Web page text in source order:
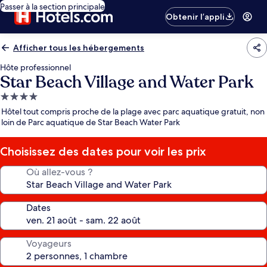
Passer à la section principale
Obtenir l’appli
Afficher tous les hébergements
Hôte professionnel
Star Beach Village and Water Park
Hébergement
4.0 étoiles
Hôtel tout compris proche de la plage avec parc aquatique gratuit, non
loin de Parc aquatique de Star Beach Water Park
Choisissez des dates pour voir les prix
Où allez-vous ?
Dates
Voyageurs